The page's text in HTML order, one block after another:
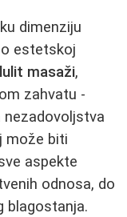
dimenziju
estetskoj
masaži,
zahvatu -
može biti
aspekte
odnosa, do
blagostanja.